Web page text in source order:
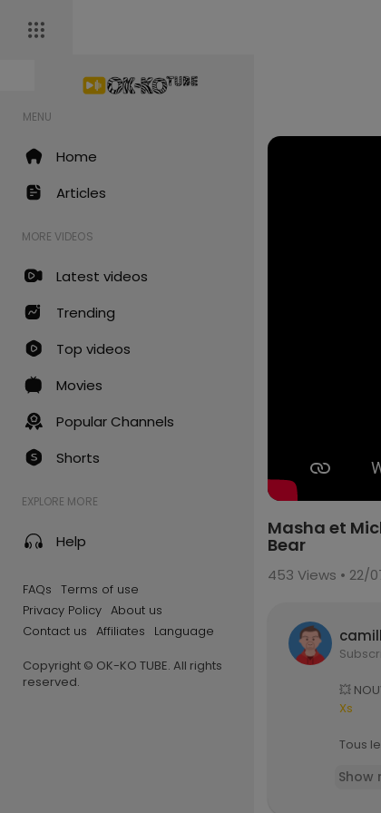
MENU
Home
Articles
MORE VIDEOS
Latest videos
Trending
Top videos
Movies
Popular Channels
Shorts
EXPLORE MORE
Help
FAQs Terms of use
Privacy Policy About us
Contact us Affiliates
Language
Copyright © OK-KO TUBE. All rights
reserved.
Masha et
Bear
453 Views • 22/
💥
Xs
Tous
Show